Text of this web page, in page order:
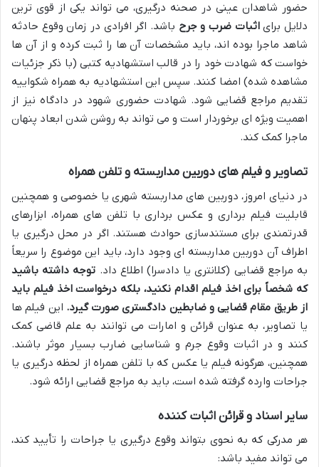
حضور شاهدان عینی در صحنه درگیری، می تواند یکی از قوی ترین
دلایل برایاثبات ضرب و جرح باشد. اگر افرادی در زمان وقوع حادثه
شاهد ماجرا بوده اند، باید مشخصات آن ها را ثبت کرده و از آن ها
خواست که شهادت خود را در قالب استشهادیه کتبی (با ذکر جزئیات
مشاهده شده) امضا کنند. سپس این استشهادیه به همراه شکواییه
تقدیم مراجع قضایی شود. شهادت حضوری شهود در دادگاه نیز از
اهمیت ویژه ای برخوردار است و می تواند به روشن شدن ابعاد پنهان
ماجرا کمک کند.
تصاویر و فیلم های دوربین مداربسته و تلفن همراه
در دنیای امروز، دوربین های مداربسته شهری یا خصوصی و همچنین
قابلیت فیلم برداری و عکس برداری با تلفن های همراه، ابزارهای
قدرتمندی برای مستندسازی حوادث هستند. اگر در محل درگیری یا
اطراف آن دوربین مداربسته ای وجود دارد، باید این موضوع را سریعاً
به مراجع قضایی (کلانتری یا دادسرا) اطلاع داد. توجه داشته باشید
که شخصاً برای اخذ فیلم اقدام نکنید، بلکه درخواست اخذ فیلم باید
از طریق مقام قضایی و ضابطین دادگستری صورت گیرد. این فیلم ها
یا تصاویر، به عنوان قرائن و امارات می توانند به علم قاضی کمک
کنند و در اثبات وقوع جرم و شناسایی ضارب بسیار موثر باشند.
همچنین، هرگونه فیلم یا عکس که با تلفن همراه از لحظه درگیری یا
جراحات وارده گرفته شده است، باید به مراجع قضایی ارائه شود.
سایر اسناد و قرائن اثبات کننده
هر مدرکی که به نحوی بتواند وقوع درگیری یا جراحات را تأیید کند،
می تواند مفید باشد: